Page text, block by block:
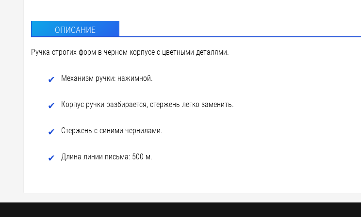
ОПИСАНИЕ
Ручка строгих форм в черном корпусе с цветными деталями.
Механизм ручки: нажимной.
Корпус ручки разбирается, стержень легко заменить.
Стержень с синими чернилами.
Длина линии письма: 500 м.